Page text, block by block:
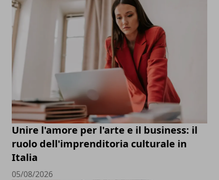
Unire l'amore per l'arte e il business: il
ruolo dell'imprenditoria culturale in
Italia
05/08/2026